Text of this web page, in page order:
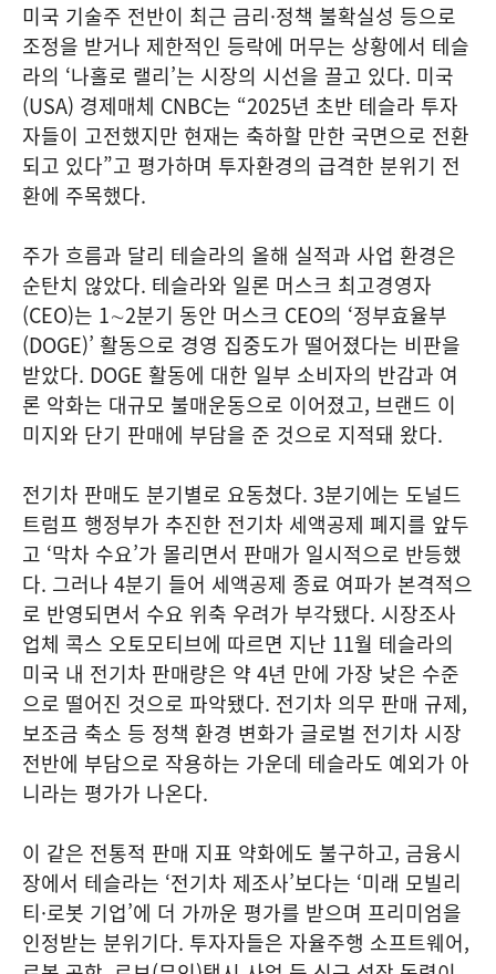
미국 기술주 전반이 최근 금리·정책 불확실성 등으로
조정을 받거나 제한적인 등락에 머무는 상황에서 테슬
라의 ‘나홀로 랠리’는 시장의 시선을 끌고 있다. 미국
(USA) 경제매체 CNBC는 “2025년 초반 테슬라 투자
자들이 고전했지만 현재는 축하할 만한 국면으로 전환
되고 있다”고 평가하며 투자환경의 급격한 분위기 전
환에 주목했다.
주가 흐름과 달리 테슬라의 올해 실적과 사업 환경은
순탄치 않았다. 테슬라와 일론 머스크 최고경영자
(CEO)는 1∼2분기 동안 머스크 CEO의 ‘정부효율부
(DOGE)’ 활동으로 경영 집중도가 떨어졌다는 비판을
받았다. DOGE 활동에 대한 일부 소비자의 반감과 여
론 악화는 대규모 불매운동으로 이어졌고, 브랜드 이
미지와 단기 판매에 부담을 준 것으로 지적돼 왔다.
전기차 판매도 분기별로 요동쳤다. 3분기에는 도널드
트럼프 행정부가 추진한 전기차 세액공제 폐지를 앞두
고 ‘막차 수요’가 몰리면서 판매가 일시적으로 반등했
다. 그러나 4분기 들어 세액공제 종료 여파가 본격적으
로 반영되면서 수요 위축 우려가 부각됐다. 시장조사
업체 콕스 오토모티브에 따르면 지난 11월 테슬라의
미국 내 전기차 판매량은 약 4년 만에 가장 낮은 수준
으로 떨어진 것으로 파악됐다. 전기차 의무 판매 규제,
보조금 축소 등 정책 환경 변화가 글로벌 전기차 시장
전반에 부담으로 작용하는 가운데 테슬라도 예외가 아
니라는 평가가 나온다.
이 같은 전통적 판매 지표 약화에도 불구하고, 금융시
장에서 테슬라는 ‘전기차 제조사’보다는 ‘미래 모빌리
티·로봇 기업’에 더 가까운 평가를 받으며 프리미엄을
인정받는 분위기다. 투자자들은 자율주행 소프트웨어,